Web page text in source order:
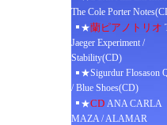
The Cole Porter
★蘭ピアノトリオ
Jaeger Experiment /
Stability(CD)
★Sigurdur Flosason
/ Blue Shoes(CD)
★CD ANA CARLA
MAZA / ALAMAR